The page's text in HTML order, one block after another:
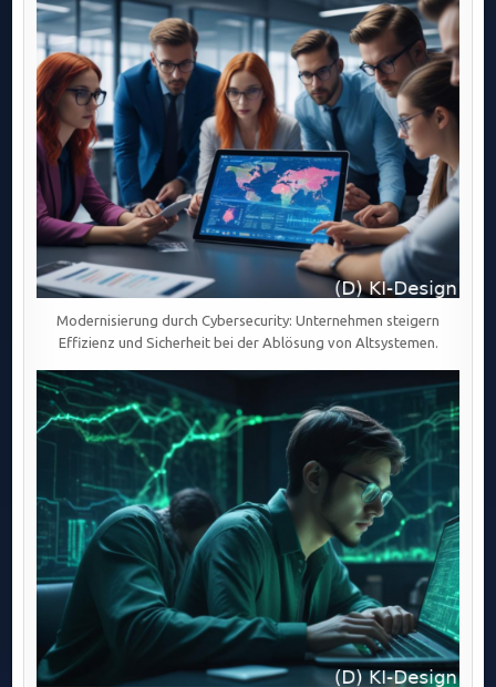
Modernisierung durch Cybersecurity: Unternehmen steigern
Effizienz und Sicherheit bei der Ablösung von Altsystemen.